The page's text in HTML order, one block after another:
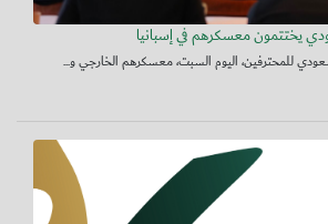
يختتمون معسكرهم في إسبانيا
للمحترفين، اليوم السبت، معسكرهم الخارجي و...